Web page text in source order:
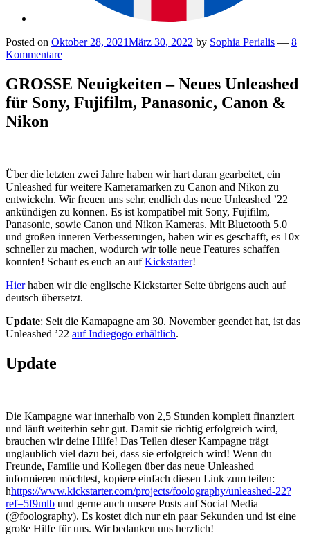
Posted on Oktober 28, 2021März 30, 2022 by Sophia Perialis — 8
Kommentare
GROSSE Neuigkeiten – Neues Unleashed
für Sony, Fujifilm, Panasonic, Canon &
Nikon
Über die letzten zwei Jahre haben wir hart daran gearbeitet, ein
Unleashed für weitere Kameramarken zu Canon and Nikon zu
entwickeln. Wir freuen uns sehr, endlich das neue Unleashed ’22
ankündigen zu können. Es ist kompatibel mit Sony, Fujifilm,
Panasonic, sowie Canon und Nikon Kameras. Mit Bluetooth 5.0
und großen inneren Verbesserungen, haben wir es geschafft, es 10x
schneller zu machen, wodurch wir tolle neue Features schaffen
konnten! Schaut es euch an aufKickstarter!
Hierhaben wir die englische Kickstarter Seite übrigens auch auf
deutsch übersetzt.
Update: Seit die Kamapagne am 30. November geendet hat, ist das
Unleashed ’22 auf Indiegogo erhältlich.
Update
Die Kampagne war innerhalb von 2,5 Stunden komplett finanziert
und läuft weiterhin sehr gut. Damit sie richtig erfolgreich wird,
brauchen wir deine Hilfe! Das Teilen dieser Kampagne trägt
unglaublich viel dazu bei, dass sie erfolgreich wird! Wenn du
Freunde, Familie und Kollegen über das neue Unleashed
informieren möchtest, kopiere einfach diesen Link zum teilen:
hhttps://www.kickstarter.com/projects/foolography/unleashed-22?
ref=5f9mlb und gerne auch unsere Posts auf Social Media
(@foolography). Es kostet dich nur ein paar Sekunden und ist eine
große Hilfe für uns. Wir bedanken uns herzlich!